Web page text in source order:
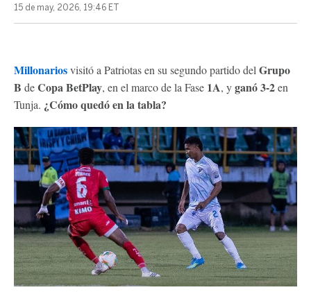
15 de may, 2026, 19:46 ET
Millonariosvisitó a Patriotas en su segundo partido del Grupo
B deCopa BetPlay, en el marco de la Fase 1A, yganó 3-2en
Tunja. ¿Cómo quedó en la tabla?